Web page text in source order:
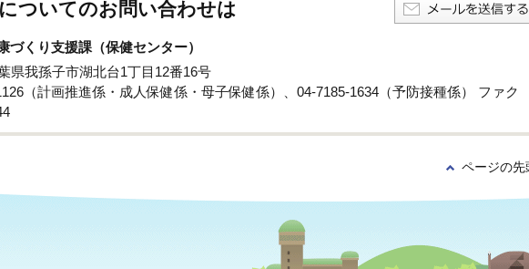
ついてのお問い合わせは
くり支援課（保健センター）
県我孫子市湖北台1丁目12番16号
（計画推進係・成人保健係・母子保健係）、04-7185-1634（予防接種係） ファク
ページの先